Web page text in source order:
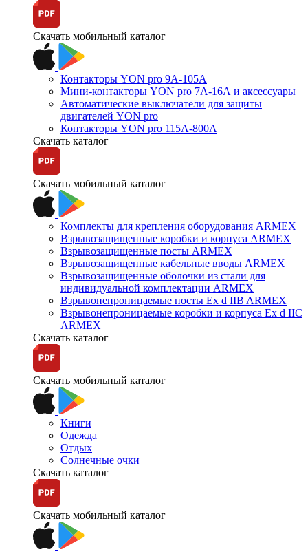
Скачать мобильный каталог
Контакторы YON pro 9А-105А
Мини-контакторы YON pro 7А-16А и аксессуары
Автоматические выключатели для защиты
двигателей YON pro
Контакторы YON pro 115А-800А
Скачать каталог
Скачать мобильный каталог
Комплекты для крепления оборудования ARMEX
Взрывозащищенные коробки и корпуса ARMEX
Взрывозащищенные посты ARMEX
Взрывозащищенные кабельные вводы ARMEX
Взрывозащищенные оболочки из стали для
индивидуальной комплектации ARMEX
Взрывонепроницаемые посты Ex d IIB ARMEX
Взрывонепроницаемые коробки и корпуса Ex d IIС
ARMEX
Скачать каталог
Скачать мобильный каталог
Книги
Одежда
Отдых
Солнечные очки
Скачать каталог
Скачать мобильный каталог